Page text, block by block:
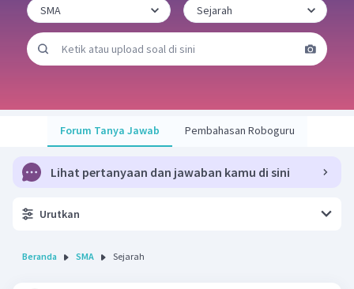
Forum Tanya Jawab Pembahasan Roboguru
Lihat pertanyaan dan jawaban kamu di sini
Urutkan
Beranda SMA Sejarah